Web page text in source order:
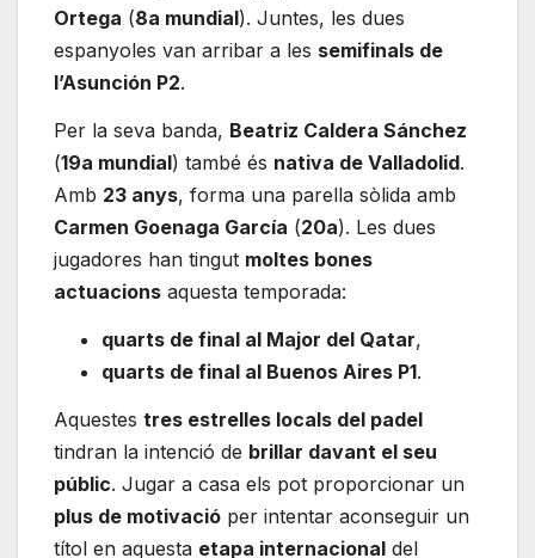
Ortega (8a mundial). Juntes, les dues
espanyoles van arribar a les semifinals de
l’Asunción P2.
Per la seva banda, Beatriz Caldera Sánchez
(19a mundial) també és nativa de Valladolid.
Amb 23 anys, forma una parella sòlida amb
Carmen Goenaga García (20a). Les dues
jugadores han tingut moltes bones
actuacions aquesta temporada:
quarts de final al Major del Qatar,
quarts de final al Buenos Aires P1.
Aquestes tres estrelles locals del padel
tindran la intenció de brillar davant el seu
públic. Jugar a casa els pot proporcionar un
plus de motivació per intentar aconseguir un
títol en aquesta etapa internacional del